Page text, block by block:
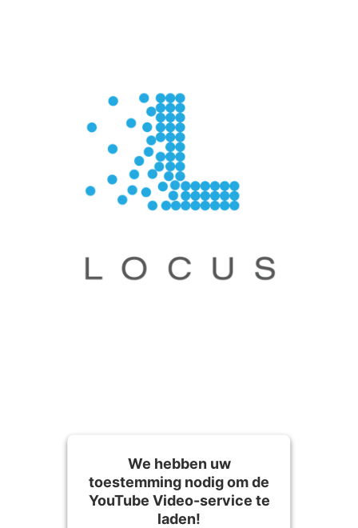
We hebben uw
toestemming nodig om de
YouTube Video-service te
laden!